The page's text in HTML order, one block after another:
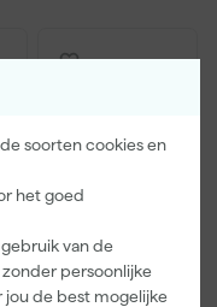
soorten cookies en
het goed
van de
persoonlijke
jou de best mogelijke
Go!Paint Roll